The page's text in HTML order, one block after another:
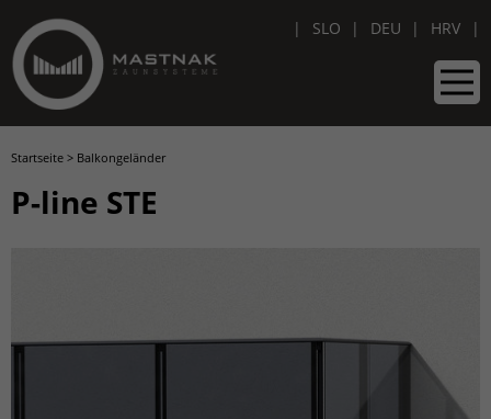
SLO DEU HRV
Startseite > Balkongeländer
P-line STE